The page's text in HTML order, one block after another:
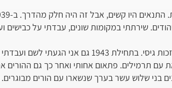
שירתתי במקומות שונים, עבדתי על
ההורים שלי הצליחו להישאר בנובאקי בזכות גיסי.
לצאת עם תרמילים. פתאום אחותי ואחר כך גם
בני שלוש עשר בערך שנשארו עם הורים